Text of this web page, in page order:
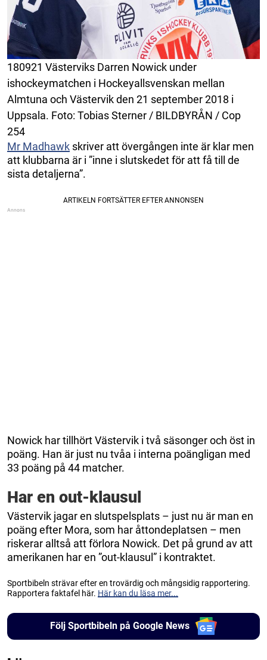
180921 Västerviks Darren Nowick under
ishockeymatchen i Hockeyallsvenskan mellan
Almtuna och Västervik den 21 september 2018 i
Uppsala. Foto: Tobias Sterner / BILDBYRÅN / Cop
254
Mr Madhawk skriver att övergången inte är klar men
att klubbarna är i ”inne i slutskedet för att få till de
sista detaljerna”.
Nowick har tillhört Västervik i två säsonger och öst in
poäng. Han är just nu tvåa i interna poängligan med
33 poäng på 44 matcher.
Har en out-klausul
Västervik jagar en slutspelsplats – just nu är man en
poäng efter Mora, som har åttondeplatsen – men
riskerar alltså att förlora Nowick. Det på grund av att
amerikanen har en ”out-klausul” i kontraktet.
Sportbibeln strävar efter en trovärdig och mångsidig rapportering.
Rapportera faktafel här. Här kan du läsa mer...
Följ Sportbibeln på Google News